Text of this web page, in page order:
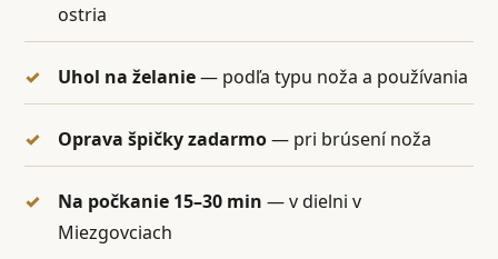
ostria
Uhol na želanie— podľa typu noža a používania
Oprava špičky zadarmo— pri brúsení noža
Na počkanie 15–30 min — v dielni v
Miezgovciach